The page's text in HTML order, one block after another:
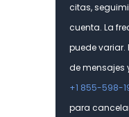
citas,
cuenta. La
puede variar.
de mensajes
+1 855-598-
para